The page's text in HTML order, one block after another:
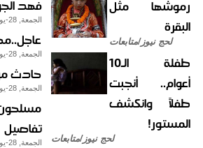
رموشها مثل
البقرة
لحج نيوز/متابعات
طفلة الـ10
أعوام.. أنجبت
طفلاً وانكشف
المستور!
لحج نيوز/متابعات
فهد
الجمعة, 28-يوليو-2017
الجمعة, 28-يوليو-2017
حادث
الجمعة, 28-يوليو-2017
تفاصيل
الجمعة, 28-يوليو-2017